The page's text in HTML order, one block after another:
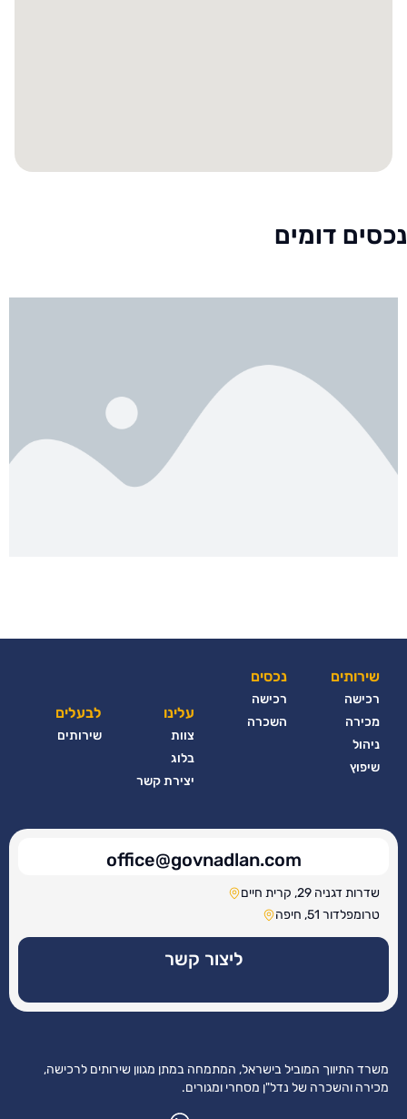
נכסים דומים
שירותים
רכישה
מכירה
ניהול
שיפוץ
נכסים
רכישה
השכרה
עלינו
צוות
בלוג
יצירת קשר
לבעלים
שירותים
office@govnadlan.com
שדרות דגניה 29, קרית חיים
טרומפלדור 51, חיפה
ליצור קשר
משרד התיווך המוביל בישראל, המתמחה במתן מגוון שירותים לרכישה,
מכירה והשכרה של נדל"ן מסחרי ומגורים.